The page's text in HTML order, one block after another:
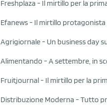
Freshplaza - Il mirtillo per la
Efanews - Il mirtillo protagonista
Agrigiornale - Un business day
Alimentando - A settembre, in
Fruitjournal - Il mirtillo per la
Distribuzione Moderna - Tutto